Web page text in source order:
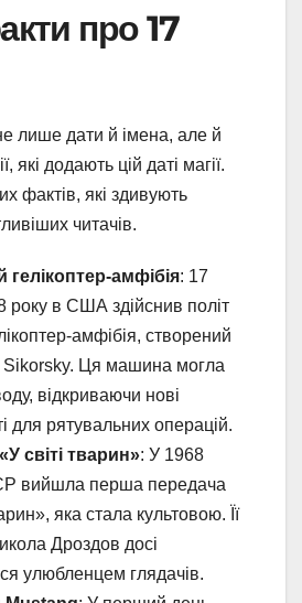
про 17
лише дати й імена, але й
які додають цій даті магії.
фактів, які здивують
читачів.
гелікоптер-амфібія: 17
року в США здійснив політ
амфібія, створений
Sikorsky. Ця машина могла
відкриваючи нові
для рятувальних операцій.
світі тварин»: У 1968
вийшла перша передача
яка стала культовою. Її
Дроздов досі
улюбленцем глядачів.